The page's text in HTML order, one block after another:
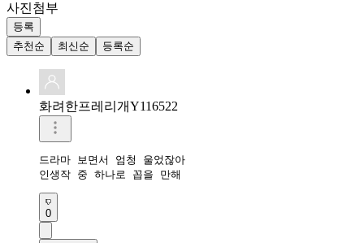
사진첨부
등록
추천순
최신순 등록순
화려한프레리개Y116522
드라마 보면서 엄청 울었잖아
인생작 중 하나로 꼽을 만해
0